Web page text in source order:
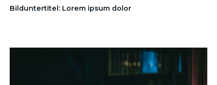
Bilduntertitel: Lorem ipsum dolor